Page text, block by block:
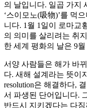
의 날입니다. 일곱 가지
‘스이모노(吸物)’를 먹
니다. 1월 1일이 로마교
의 의미를 살리려는 취
한 세계 평화의 날은 9월
서양 사람들은 해가 바뀌
다. 새해 설계라는 뜻이
resolution은 해결하다,
서 파생된 단어입니다.
반드시 지키겠다는 다